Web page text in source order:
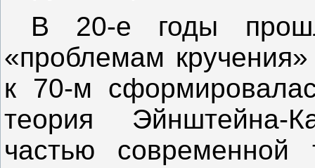
В 20-е годы
«проблемам
к 70-м
теория Эйнштейна-
частью современной